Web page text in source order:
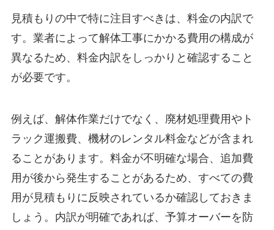
見積もりの中で特に注目すべきは、料金の内訳で
す。業者によって解体工事にかかる費用の構成が
異なるため、料金内訳をしっかりと確認すること
が必要です。
例えば、解体作業だけでなく、廃材処理費用やト
ラック運搬費、機材のレンタル料金などが含まれ
ることがあります。料金が不明確な場合、追加費
用が後から発生することがあるため、すべての費
用が見積もりに反映されているか確認しておきま
しょう。内訳が明確であれば、予算オーバーを防